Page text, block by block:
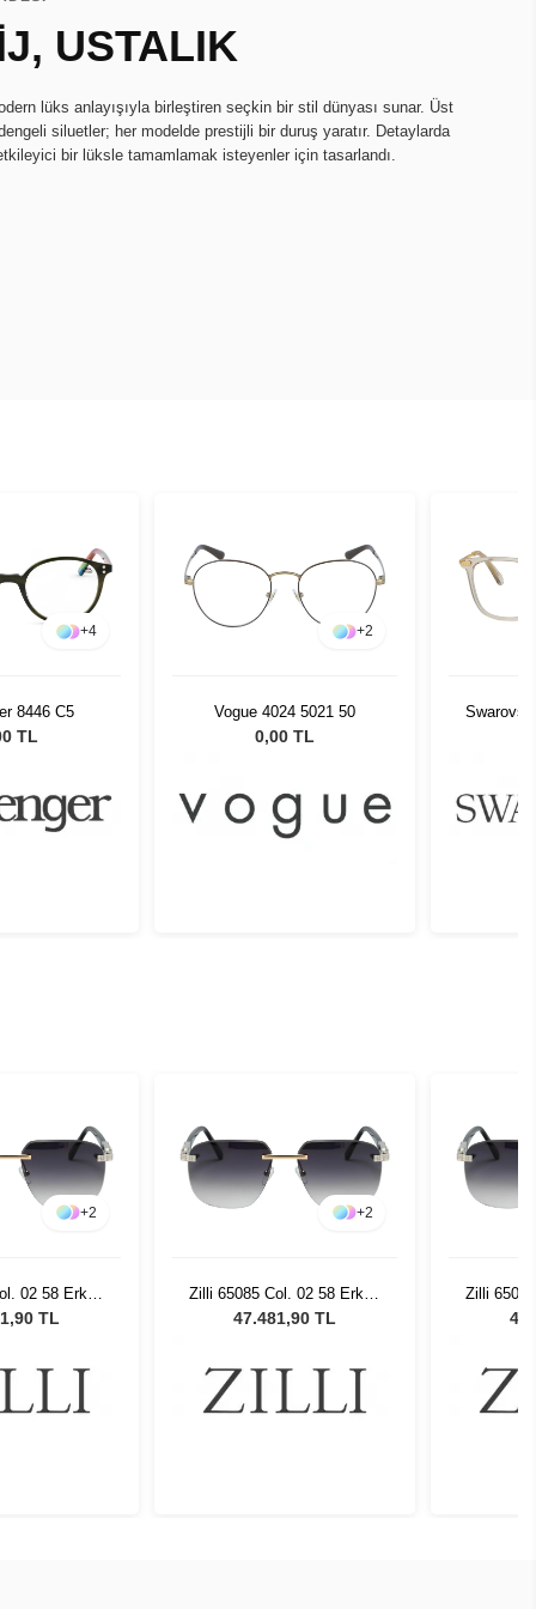
USTALIK
lüks anlayışıyla birleştiren seçkin bir stil dünyası sunar. Üst
siluetler; her modelde prestijli bir duruş yaratır. Detaylarda
bir lüksle tamamlamak isteyenler için tasarlandı.
+2
5021 50
TL
+2
Swarovski SK2010 3003 54
0,00 TL
Ray-Ban
+2
02 58 Erkek
TL
+2
Zilli 65085 Col. 02 58 Erkek
Güneş Gözlüğü
47.481,90 TL
Zilli